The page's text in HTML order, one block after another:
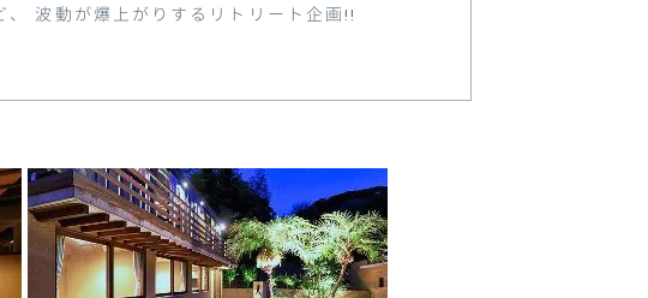
波動が爆上がりするリトリート企画!!